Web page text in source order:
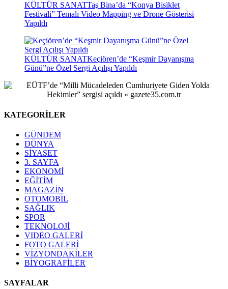
KÜLTÜR SANATTaş Bina’da “Konya Bisiklet
Festivali” Temalı Video Mapping ve Drone Gösterisi
Yapıldı
KÜLTÜR SANATKeçiören’de “Keşmir Dayanışma
Günü”ne Özel Sergi Açılışı Yapıldı
KATEGORİLER
GÜNDEM
DÜNYA
SİYASET
3. SAYFA
EKONOMİ
EĞİTİM
MAGAZİN
OTOMOBİL
SAĞLIK
SPOR
TEKNOLOJİ
VIDEO GALERİ
FOTO GALERİ
VİZYONDAKİLER
BİYOGRAFİLER
SAYFALAR